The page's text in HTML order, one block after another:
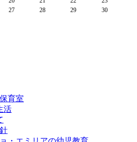
27 28 29
30
育室
活